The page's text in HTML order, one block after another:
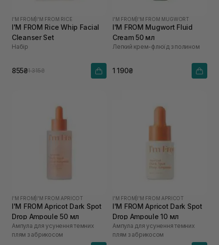
I'M FROM I'M FROM RICE
I'M FROM Rice Whip Facial
Cleanser Set
Набір
855₴1 315₴
I'M FROM I'M FROM MUGWORT
I'M FROM Mugwort Fluid
Cream 50 мл
Легкий крем-флюїд з полином
1 190₴
I'M FROM I'M FROM APRICOT
I'M FROM Apricot Dark Spot
Drop Ampoule 50 мл
Ампула для усунення темних
плям з абрикосом
I'M FROM I'M FROM APRICOT
I'M FROM Apricot Dark Spot
Drop Ampoule 10 мл
Ампула для усунення темних
плям з абрикосом